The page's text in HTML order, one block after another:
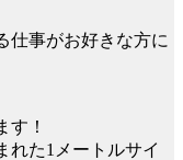
仕事がお好きな方に
す！
れた1メートルサイ